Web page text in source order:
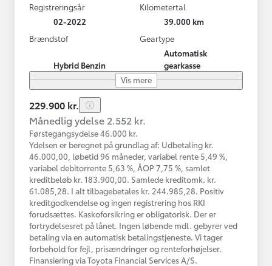
Registreringsår
02-2022
Kilometertal
39.000 km
Brændstof
Hybrid Benzin
Geartype
Automatisk
gearkasse
Vis mere
229.900 kr.
Månedlig ydelse 2.552 kr.
Førstegangsydelse 46.000 kr.
Ydelsen er beregnet på grundlag af: Udbetaling kr.
46.000,00, løbetid 96 måneder, variabel rente 5,49 %,
variabel debitorrente 5,63 %, ÅOP 7,75 %, samlet
kreditbeløb kr. 183.900,00. Samlede kreditomk. kr.
61.085,28. I alt tilbagebetales kr. 244.985,28. Positiv
kreditgodkendelse og ingen registrering hos RKI
forudsættes. Kaskoforsikring er obligatorisk. Der er
fortrydelsesret på lånet. Ingen løbende mdl. gebyrer ved
betaling via en automatisk betalingstjeneste. Vi tager
forbehold for fejl, prisændringer og renteforhøjelser.
Finansiering via Toyota Financial Services A/S.